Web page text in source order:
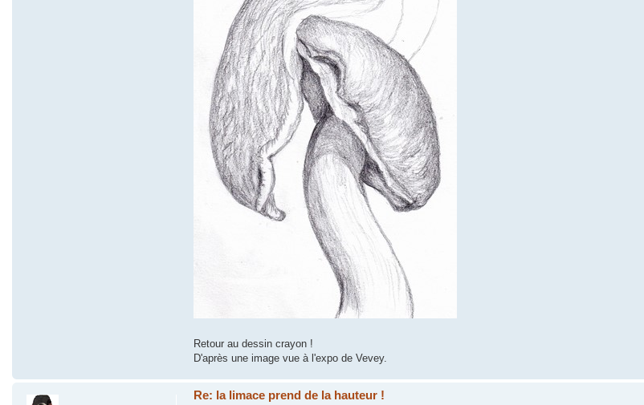
Retour au dessin crayon !
D'après une image vue à l'expo de Vevey.
Re: la limace prend de la hauteur !